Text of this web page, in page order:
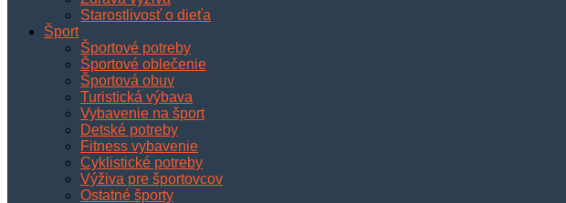
Starostlivosť o dieťa
Šport
Športové potreby
Športové oblečenie
Športová obuv
Turistická výbava
Vybavenie na šport
Detské potreby
Fitness vybavenie
Cyklistické potreby
Výživa pre športovcov
Ostatné športy